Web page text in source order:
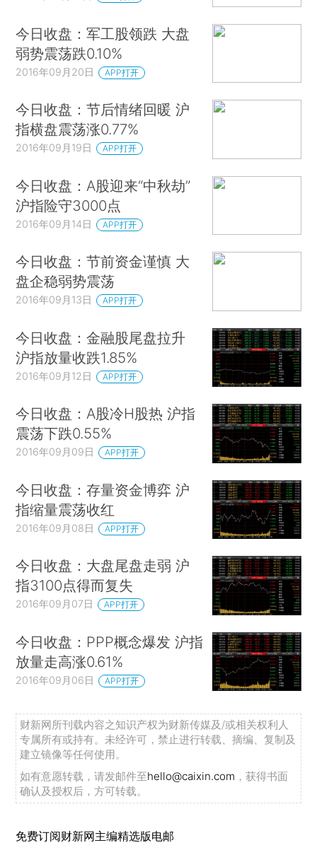
今日收盘：军工股领跌 大盘
弱势震荡跌0.10%
2016年09月20日 APP打开
今日收盘：节后情绪回暖 沪
指横盘震荡涨0.77%
2016年09月19日 APP打开
今日收盘：A股迎来“中秋劫”
沪指险守3000点
2016年09月14日 APP打开
今日收盘：节前资金谨慎 大
盘企稳弱势震荡
2016年09月13日 APP打开
今日收盘：金融股尾盘拉升
沪指放量收跌1.85%
2016年09月12日 APP打开
今日收盘：A股冷H股热 沪指
震荡下跌0.55%
2016年09月09日 APP打开
今日收盘：存量资金博弈 沪
指缩量震荡收红
2016年09月08日 APP打开
今日收盘：大盘尾盘走弱 沪
指3100点得而复失
2016年09月07日 APP打开
今日收盘：PPP概念爆发 沪指
放量走高涨0.61%
2016年09月06日 APP打开
财新网所刊载内容之知识产权为财新传媒及/或相关权利人
专属所有或持有。未经许可，禁止进行转载、摘编、复制及
建立镜像等任何使用。
如有意愿转载，请发邮件至hello@caixin.com ，获得书面
确认及授权后，方可转载。
免费订阅财新网主编精选版电邮